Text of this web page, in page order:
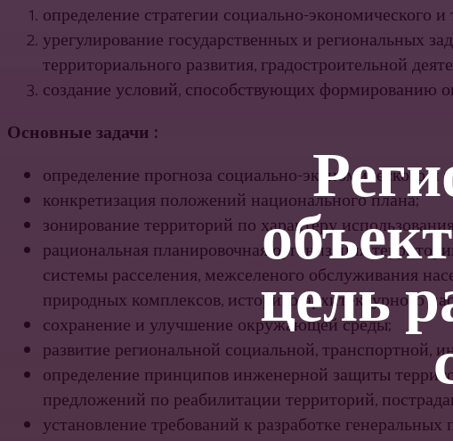
цель
определение стратегии социально-экономического
урегулирование государственных и региональных
территориально­го развития, градостроительной
созда­ние условий, способствующих формированию
Основные задачи :
определение прогноза социально-экономичес­кого и
конкретизация положений национального плана;
зонирование территорий по характеру
рациональная планировочная организация
системы расселения, межселеного обслуживания
природных комплексов, историко-архитектурного
сохранение и улучшение окружающей среды;
развитие региональной социальной, транспортной,
определение принципов инженерной защиты
предложений по реабилитации терри­торий,
установление требований к разработке гене­ральных